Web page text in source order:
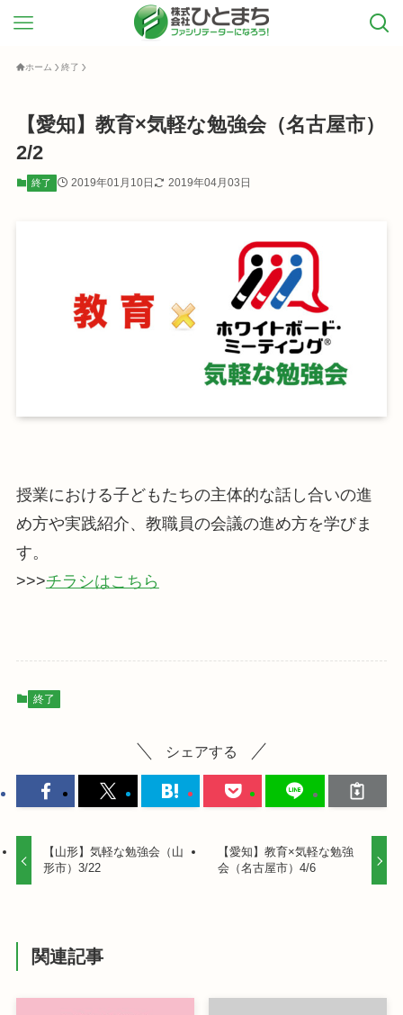
ホーム 終了
【愛知】教育×気軽な勉強会（名古屋市）
2/2
終了 2019年01月10日 2019年04月03日
授業における子どもたちの主体的な話し合いの進
め方や実践紹介、教職員の会議の進め方を学びま
す。
>>>チラシはこちら
終了
シェアする
【山形】気軽な勉強会（山
形市）3/22
【愛知】教育×気軽な勉強
会（名古屋市）4/6
関連記事